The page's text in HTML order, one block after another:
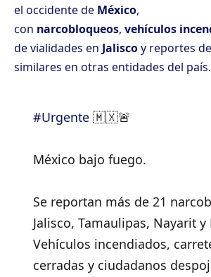
el occidente de México,
con narcobloqueos, vehículos
de vialidades en Jaliscoy reportes
similares en otras entidades del país.
#Urgente🇲🇽🚨
México bajo fuego.
Se reportan más de 21
Jalisco, Tamaulipas, Nayarit
Vehículos incendiados,
cerradas y ciudadanos